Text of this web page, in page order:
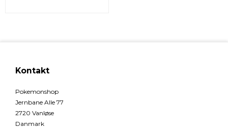
Kontakt
Pokemonshop
Jernbane Alle 77
2720 Vanløse
Danmark